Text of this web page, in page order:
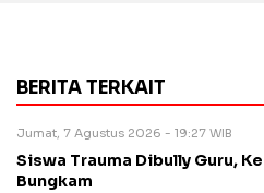
BERITA TERKAIT
Jumat, 7 Agustus 2026 - 19:27 WIB
Siswa Trauma Dibully Guru,
Bungkam